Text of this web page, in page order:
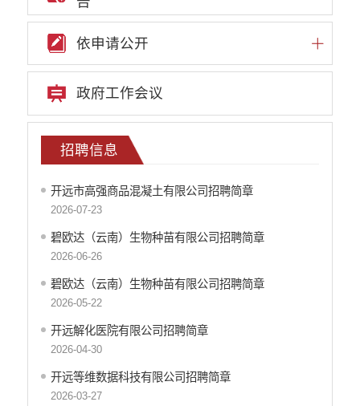
自然资源政务公开
重点领域信息公开
行政事业性收费
公务员管理
重大决策
财政资金直达基层
稳岗就业
政策文件
招聘信息
应急预案
公共文化服务
依申请公开
政府工作会议
招聘信息
开远市高强商品混凝土有限公司招聘简章
2026-07-23
碧欧达（云南）生物种苗有限公司招聘简章
2026-06-26
碧欧达（云南）生物种苗有限公司招聘简章
2026-05-22
开远解化医院有限公司招聘简章
2026-04-30
开远等维数据科技有限公司招聘简章
2026-03-27